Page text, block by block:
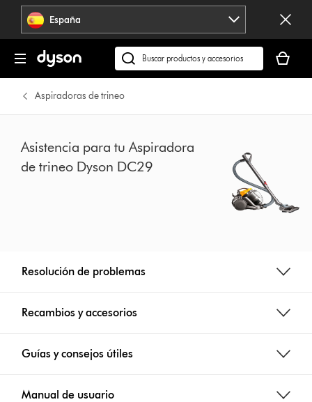
Omitir
navegación España
Buscar
en
dyson.es
cesta
está
Aspiradoras de trineo
Asistencia para tu Aspiradora
de trineo Dyson DC29
Resolución de problemas
Recambios y accesorios
Guías y consejos útiles
Manual de usuario